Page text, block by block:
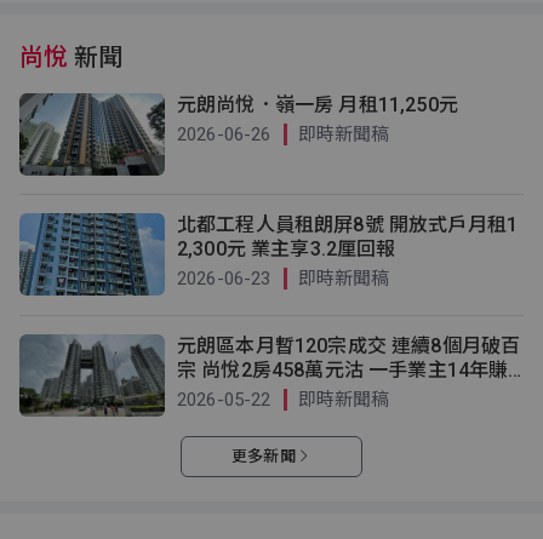
尚悅 新聞
元朗尚悅．嶺一房 月租11,250元
2026-06-26 即時新聞稿
北都工程人員租朗屏8號 開放式戶月租1
2,300元 業主享3.2厘回報
2026-06-23 即時新聞稿
元朗區本月暫120宗成交 連續8個月破百
宗 尚悅2房458萬元沽 一手業主14年賺8
8萬元
2026-05-22 即時新聞稿
更多新聞